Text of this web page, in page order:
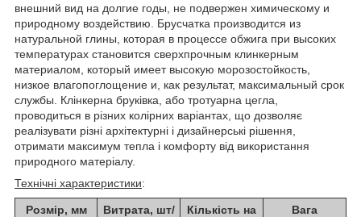
внешний вид на долгие годы, не подвержен химическому и
природному воздействию. Брусчатка производится из
натуральной глины, которая в процессе обжига при высоких
температурах становится сверхпрочным клинкерным
материалом, который имеет высокую морозостойкость,
низкое влагопоглощение и, как результат, максимальный срок
службы. Клінкерна бруківка, або тротуарна цегла,
проводиться в різних колірних варіантах, що дозволяє
реалізувати різні архітектурні і дизайнерські рішення,
отримати максимум тепла і комфорту від використання
природного матеріалу.
Технічні характеристики:
Розмір, мм
Витрата, шт/
Кількість на
Вага